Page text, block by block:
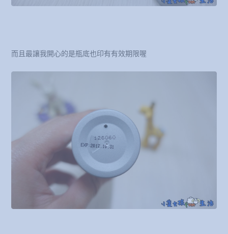
而且最讓我開心的是瓶底也印有有效期限喔